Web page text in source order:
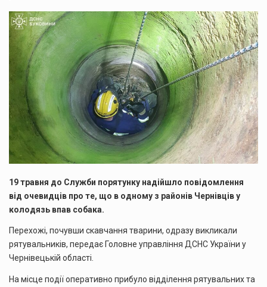
19 травня до Служби порятунку надійшло повідомлення
від очевидців про те, що в одному з районів Чернівців у
колодязь впав собака.
Перехожі, почувши скавчання тварини, одразу викликали
рятувальників, передає Головне управління ДСНС України у
Чернівецькій області.
На місце події оперативно прибуло відділення рятувальних та